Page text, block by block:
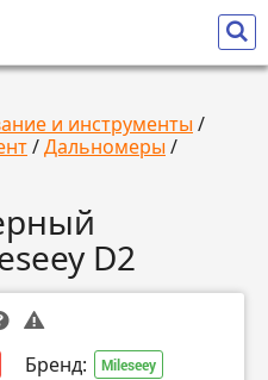
и инструменты /
/Дальномеры /
D2
Бренд: Mileseey